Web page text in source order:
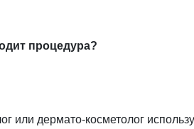
процедура?
или дермато-косметолог